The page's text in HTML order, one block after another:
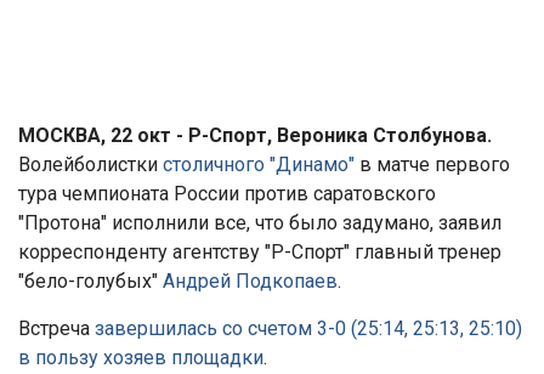
МОСКВА, 22 окт - Р-Спорт, Вероника Столбунова.
Волейболистки столичного "Динамо" в матче первого
тура чемпионата России против саратовского
"Протона" исполнили все, что было задумано, заявил
корреспонденту агентству "Р-Спорт" главный тренер
"бело-голубых" Андрей Подкопаев.
Встреча завершилась со счетом 3-0 (25:14, 25:13, 25:10)
в пользу хозяев площадки.